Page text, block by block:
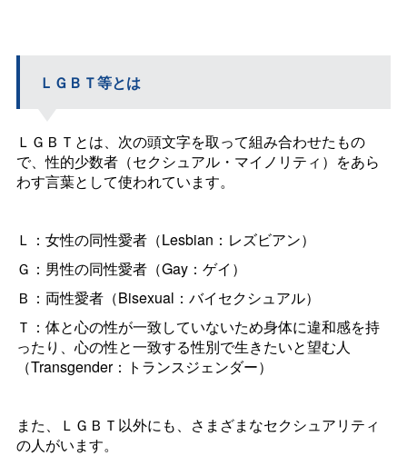
ＬＧＢＴ等とは
ＬＧＢＴとは、次の頭文字を取って組み合わせたもの
で、性的少数者（セクシュアル・マイノリティ）をあら
わす言葉として使われています。
Ｌ：女性の同性愛者（Lesbian：レズビアン）
Ｇ：男性の同性愛者（Gay：ゲイ）
Ｂ：両性愛者（Bisexual：バイセクシュアル）
Ｔ：体と心の性が一致していないため身体に違和感を持
ったり、心の性と一致する性別で生きたいと望む人
（Transgender：トランスジェンダー）
また、ＬＧＢＴ以外にも、さまざまなセクシュアリティ
の人がいます。